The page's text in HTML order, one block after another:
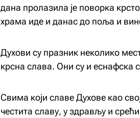
дана пролазила је поворка
храма иде и данас до поља и
Духови су празник неколико
крсна слава. Они су и еснафска
Свима који славе Духове као
честита славу, у здрављу и